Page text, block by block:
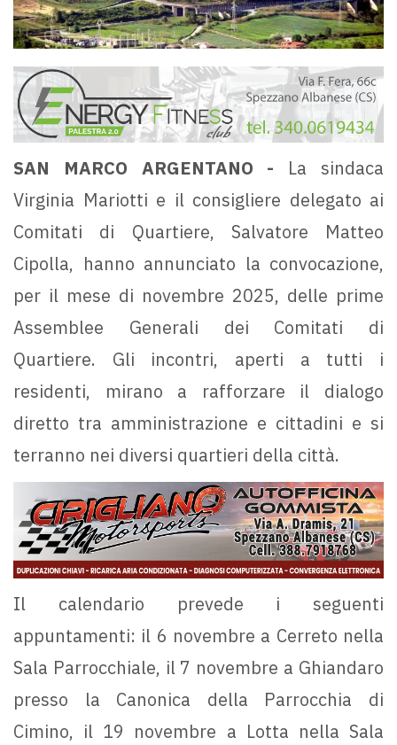
SAN MARCO ARGENTANO - La sindaca
Virginia Mariotti e il consigliere delegato ai
Comitati di Quartiere, Salvatore Matteo
Cipolla, hanno annunciato la convocazione,
per il mese di novembre 2025, delle prime
Assemblee Generali dei Comitati di
Quartiere. Gli incontri, aperti a tutti i
residenti, mirano a rafforzare il dialogo
diretto tra amministrazione e cittadini e si
terranno nei diversi quartieri della città.
Il calendario prevede i seguenti
appuntamenti: il 6 novembre a Cerreto nella
Sala Parrocchiale, il 7 novembre a Ghiandaro
presso la Canonica della Parrocchia di
Cimino, il 19 novembre a Lotta nella Sala